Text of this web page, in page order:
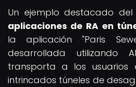
Un ejemplo destacado
aplicaciones de RA en
la aplicación "Paris
desarrollada utilizando
transporta a los
intrincados túneles de